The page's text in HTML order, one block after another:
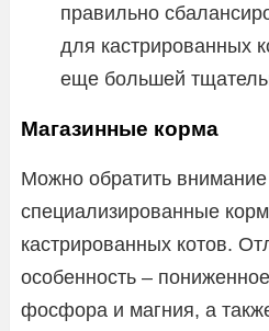
правильно
для кастрированных
еще большей
Магазинные корма
Можно обратить
специализированные
кастрированных котов.
особенность –
фосфора и магния, а